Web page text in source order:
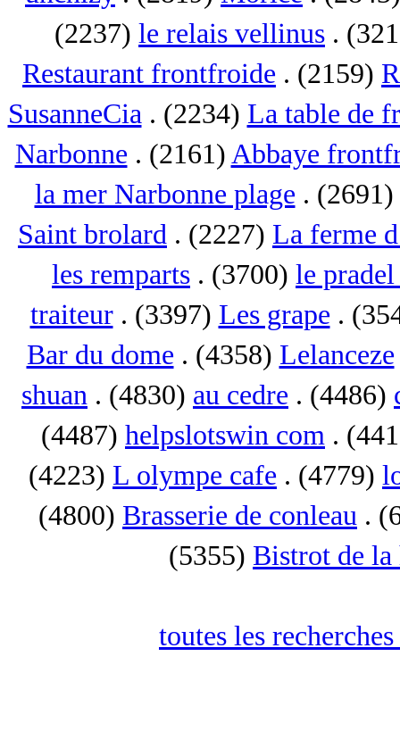
(2237) le relais vellinus .
Restaurant frontfroide . (2159)
SusanneCia. (2234) La table de
Narbonne . (2161) Abbaye
la mer Narbonne plage . (2691)
Saint brolard . (2227) La ferme
les remparts . (3700) le
traiteur. (3397) Les grape .
Bar du dome . (4358) Lelanceze
shuan . (4830) au cedre . (4486)
(4487) helpslotswin com .
(4223) L olympe cafe . (4779)
(4800) Brasserie de conleau .
(5355) Bistrot de la
toutes les